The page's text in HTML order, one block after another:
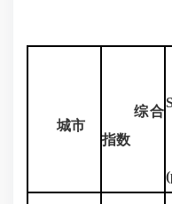
城市
综合
指数
(